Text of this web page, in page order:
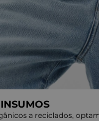
a reciclados,